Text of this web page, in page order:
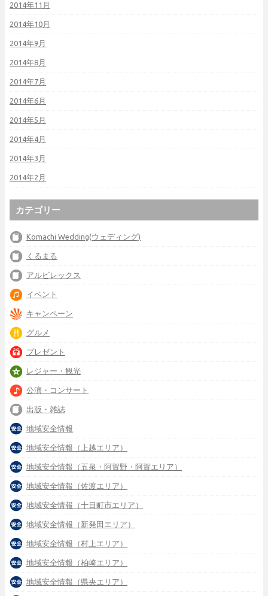
2014年11月
2014年10月
2014年9月
2014年8月
2014年7月
2014年6月
2014年5月
2014年4月
2014年3月
2014年2月
カテゴリー
Komachi Wedding(ウェディング)
くるまる
アルビレックス
イベント
キャンペーン
グルメ
プレゼント
レジャー・観光
公演・コンサート
出版・雑誌
地域安全情報
地域安全情報（上越エリア）
地域安全情報（五泉・阿賀野・阿賀エリア）
地域安全情報（佐渡エリア）
地域安全情報（十日町市エリア）
地域安全情報（新発田エリア）
地域安全情報（村上エリア）
地域安全情報（柏崎エリア）
地域安全情報（県央エリア）